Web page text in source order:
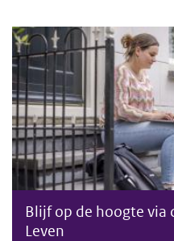
Nieuwsbrief Gezond Leven
Blijf op de hoogte via
Leven